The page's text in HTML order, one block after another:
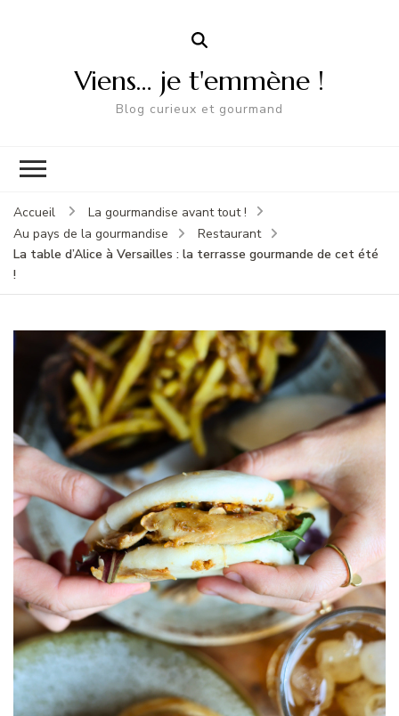
Viens… je t'emmène !
Blog curieux et gourmand
Accueil
La gourmandise avant tout !
Au pays de la gourmandise
Restaurant
La table d’Alice à Versailles : la terrasse gourmande de cet été
!